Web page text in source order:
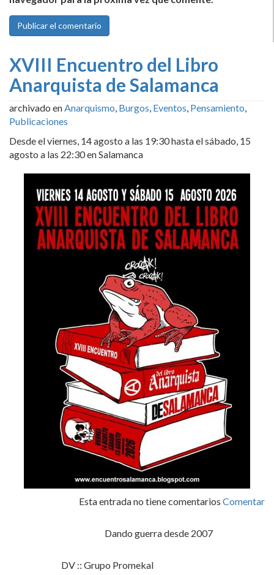
XVIII Encuentro del Libro
Anarquista de Salamanca
archivado enAnarquismo, Burgos, Eventos, Pensamiento,
Publicaciones
Desde el viernes, 14 agosto a las 19:30 hasta el sábado, 15
agosto a las 22:30 en Salamanca
Esta entrada no tiene comentarios Comentar
Dando guerra desde 2007
DV :: Grupo Promekal